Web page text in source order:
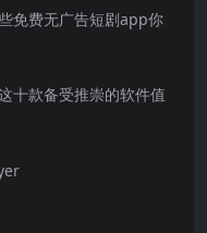
免费无广告短剧app你
十款备受推崇的软件值